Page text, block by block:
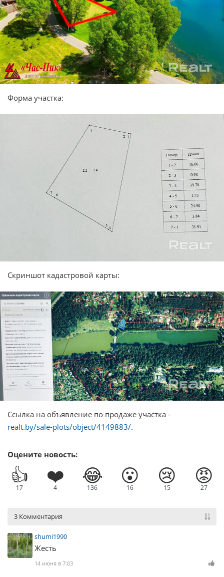
Форма участка:
Скриншот кадастровой карты:
Ссылка на объявление по продаже участка -
realt.by/sale-plots/object/4149883/.
Оцените новость:
👍
17
❤️
4
😂
136
😮
16
😢
15
😡
27
3 Комментария
shumi1990
Жесть
14 июня в 7:03